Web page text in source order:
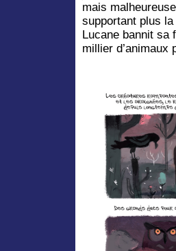
mais
supportant plus
Lucane bannit sa
millier d’animaux